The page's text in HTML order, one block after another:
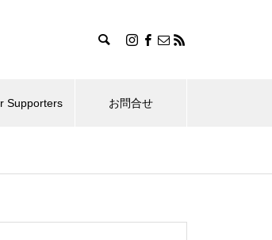
Supporters お問合せ